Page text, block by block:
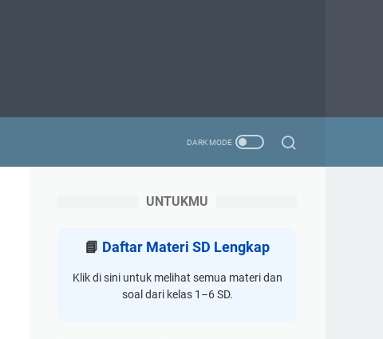
UNTUKMU
📘 Daftar Materi SD Lengkap
Klik di sini untuk melihat semua materi dan
soal dari kelas 1–6 SD.